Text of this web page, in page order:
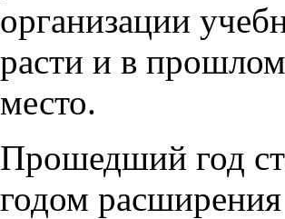
организации
расти и в прошлом
место.
Прошедший год
годом